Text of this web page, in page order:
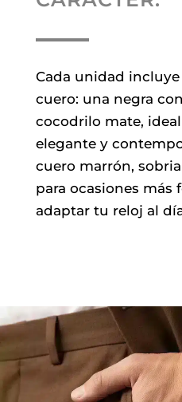
Cada unidad
cuero: una negra
cocodrilo mate,
elegante y
cuero marrón,
para ocasiones más
adaptar tu reloj al